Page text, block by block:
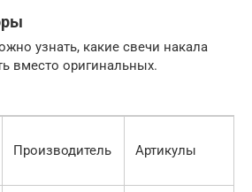
узнать, какие свечи накала
вместо оригинальных.
Производитель Артикулы